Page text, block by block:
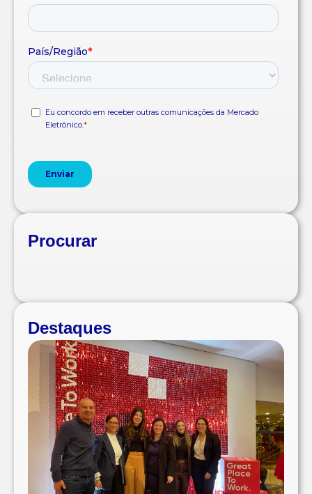
Procurar
Destaques